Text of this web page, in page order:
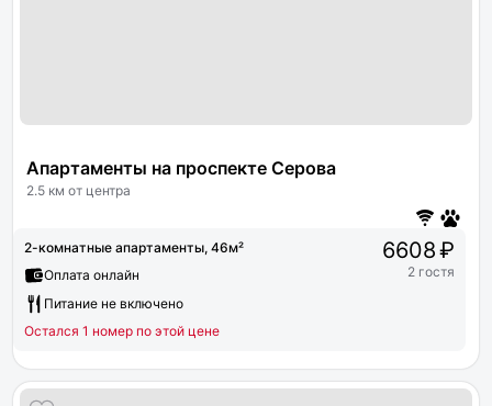
Апартаменты на проспекте Серова
2.5 км от центра
2-комнатные апартаменты, 46м²
Оплата онлайн
Питание не включено
Остался 1 номер по этой цене
6608 ₽
2 гостя